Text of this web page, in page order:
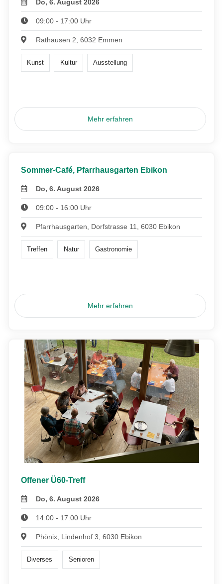
Do, 6. August 2026
09:00 - 17:00 Uhr
Rathausen 2, 6032 Emmen
Kunst Kultur Ausstellung
Mehr erfahren
Sommer-Café, Pfarrhausgarten Ebikon
Do, 6. August 2026
09:00 - 16:00 Uhr
Pfarrhausgarten, Dorfstrasse 11, 6030 Ebikon
Treffen Natur Gastronomie
Mehr erfahren
Offener Ü60-Treff
Do, 6. August 2026
14:00 - 17:00 Uhr
Phönix, Lindenhof 3, 6030 Ebikon
Diverses Senioren